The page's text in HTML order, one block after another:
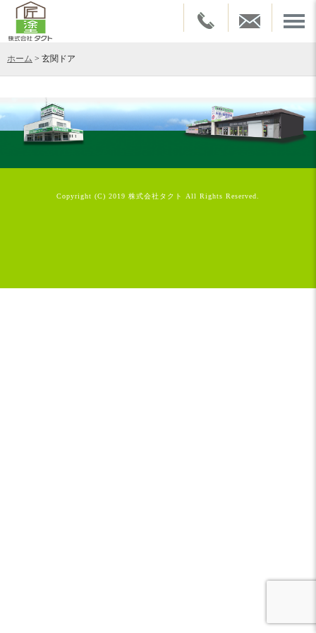
ホーム > 玄関ドア
Copyright (C) 2019 株式会社タクト All Rights Reserved.